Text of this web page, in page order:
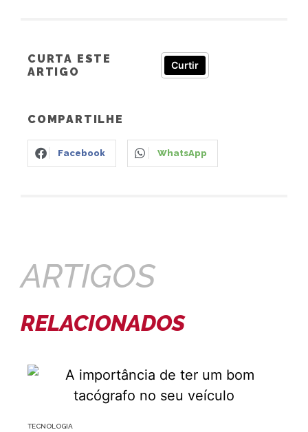
CURTA ESTE
ARTIGO
Curtir
COMPARTILHE
Facebook WhatsApp
ARTIGOS
RELACIONADOS
TECNOLOGIA